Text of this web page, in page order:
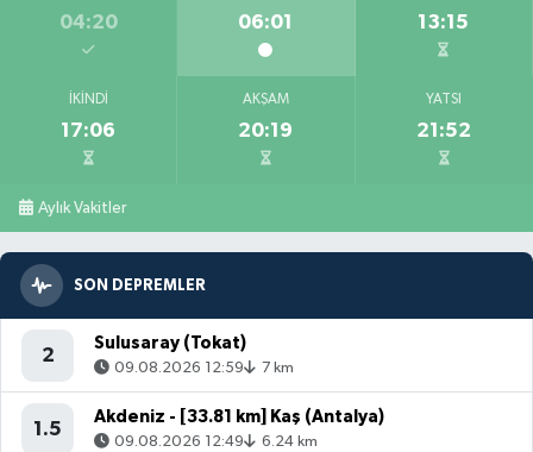
04:20 06:01 13:15
İKINDI
17:06
AKŞAM
20:19
YATSI
21:52
Aylık Vakitler
SON DEPREMLER
2
Sulusaray (Tokat)
09.08.2026 12:59 7 km
1.5
Akdeniz - [33.81 km] Kaş (Antalya)
09.08.2026 12:49 6.24 km